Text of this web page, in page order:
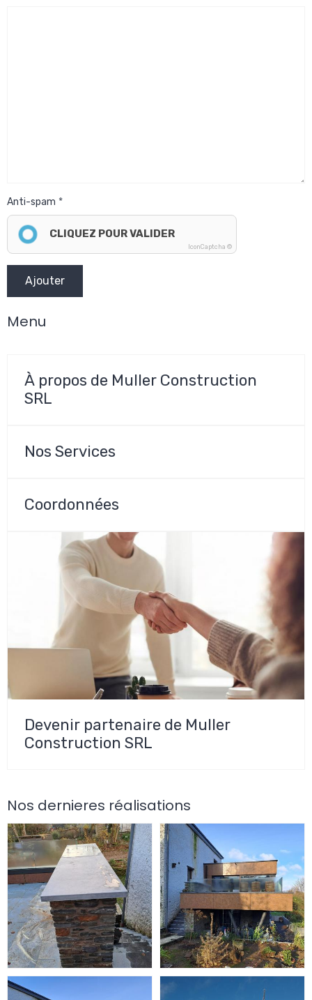
Anti-spam
CLIQUEZ POUR VALIDER
IconCaptcha ©
Ajouter
Menu
À propos de Muller Construction
SRL
Nos Services
Coordonnées
Devenir partenaire de Muller
Construction SRL
Nos dernieres réalisations